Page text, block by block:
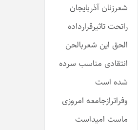
شعرزنان آذربایجان
راتحت تاثیرقرارداده
الحق این شعربالحن
انتقادی مناسب سرده
شده است
وفراترازجامعه امروزی
ماست امیداست